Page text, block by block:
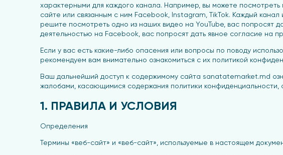
характерными для каждого канала. Например, вы можете
сайте или связанным с ним Facebook, Instagram, TikTok. Каждый
решите посмотреть одно из наших видео на YouTube, вас попросят
деятельностью на Facebook, вас попросят дать явное согласие на
Если у вас есть какие-либо опасения или вопросы по поводу
рекомендуем вам внимательно ознакомиться с их политикой
Ваш дальнейший доступ к содержимому сайта sanatatemarket.md
жалобами, касающимися содержания политики
1. ПРАВИЛА И УСЛОВИЯ
Определения
Термины «веб-сайт» и «веб-сайт», используемые в настоящем